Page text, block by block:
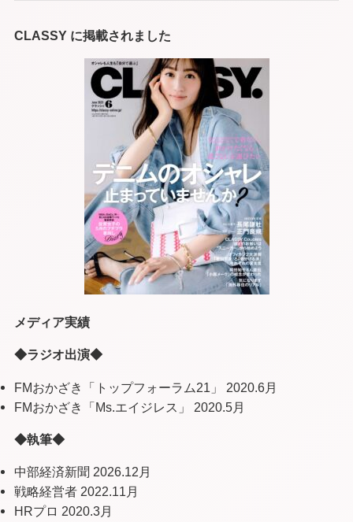
CLASSY に掲載されました
メディア実績
◆ラジオ出演◆
FMおかざき「トップフォーラム21」 2020.6月
FMおかざき「Ms.エイジレス」 2020.5月
◆執筆◆
中部経済新聞 2026.12月
戦略経営者 2022.11月
HRプロ 2020.3月